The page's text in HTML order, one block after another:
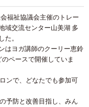
福祉協議会主催のトレー
域交流センター山美湖 多
た。
はヨガ講師のクーリー恵鈴
ペースで開催していま
ンで、どなたでも参加可
予防と改善目指し、みん